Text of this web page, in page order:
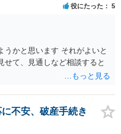
役にたった 5
うかと思います それがよいと
せて、見通しなど相談すると
不安、破産手続き